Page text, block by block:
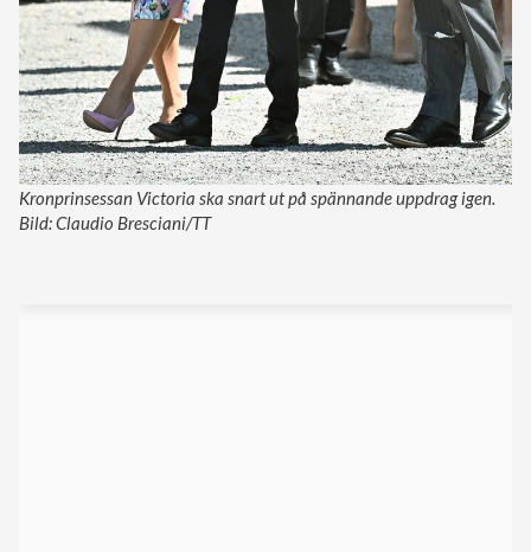
Kronprinsessan Victoria ska snart ut på spännande uppdrag igen.
Bild: Claudio Bresciani/TT